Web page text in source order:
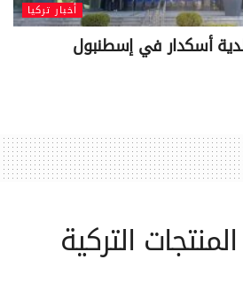
أخبار تركيا
أسكدار في إسطنبول
التركية